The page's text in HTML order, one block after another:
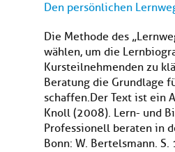
Den persönlichen
Die Methode des
wählen, um die
Kursteilnehmenden zu
Beratung die Grundlage
schaffen. Der Text ist ein
Knoll (2008). Lern- und
Professionell beraten in
Bonn: W. Bertelsmann. S.